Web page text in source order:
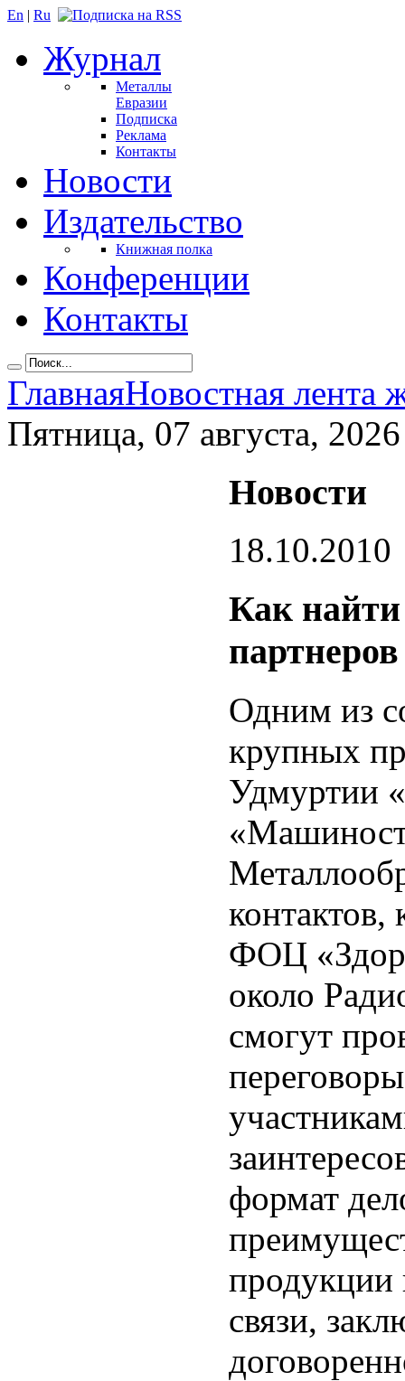
En | Ru
Журнал
Металлы
Евразии
Подписка
Реклама
Контакты
Новости
Издательство
Книжная полка
Конференции
Контакты
ГлавнаяНовостная лента
Пятница, 07 августа, 2026
Новости
18.10.2010
Как
партнеров
Одним из
крупных
Удмуртии
контактов,
ФОЦ
около
смогут
формат
продукции
связи,